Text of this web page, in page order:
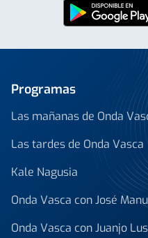
Programas
Las mañanas de Onda
Las tardes de Onda Vasca
Kale Nagusia
Onda Vasca con José
Onda Vasca con Juanjo